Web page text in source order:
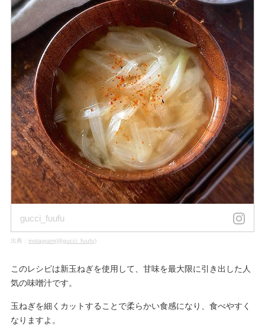
gucci_fuufu
出典： instagram(@gucci_fuufu)
このレシピは新玉ねぎを使用して、甘味を最大限に引き出した人
気の味噌汁です。
玉ねぎを細くカットすることで柔らかい食感になり、食べやすく
なりますよ。